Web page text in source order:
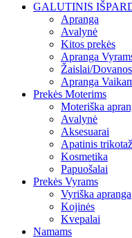
GALUTINIS
Apranga
Avalynė
Kitos prekės
Apranga
Žaislai/Dovanos
Apranga
Prekės Moterims
Moteriška
Avalynė
Aksesuarai
Apatinis
Kosmetika
Papuošalai
Prekės Vyrams
Vyriška apranga
Kojinės
Kvepalai
Namams